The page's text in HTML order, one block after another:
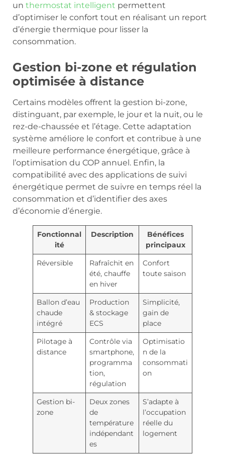
un thermostat intelligent permettent
d’optimiser le confort tout en réalisant un report
d’énergie thermique pour lisser la
consommation.
Gestion bi-zone et régulation
optimisée à distance
Certains modèles offrent la gestion bi-zone,
distinguant, par exemple, le jour et la nuit, ou le
rez-de-chaussée et l’étage. Cette adaptation
système améliore le confort et contribue à une
meilleure performance énergétique, grâce à
l’optimisation du COP annuel. Enfin, la
compatibilité avec des applications de suivi
énergétique permet de suivre en temps réel la
consommation et d’identifier des axes
d’économie d’énergie.
Fonctionnal
ité
Description
Bénéfices
principaux
Réversible
Rafraîchit en
été, chauffe
en hiver
Confort
toute saison
Ballon d’eau
chaude
intégré
Production
& stockage
ECS
Simplicité,
gain de
place
Pilotage à
distance
Contrôle via
smartphone,
programma
tion,
régulation
Optimisatio
n de la
consommati
on
Gestion bi-
zone
Deux zones
de
température
indépendant
es
S’adapte à
l’occupation
réelle du
logement